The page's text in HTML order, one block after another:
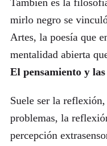
mirlo negro se
Artes, la poesía que
mentalidad abierta
El pensamiento y
Suele ser la
problemas, la
percepción